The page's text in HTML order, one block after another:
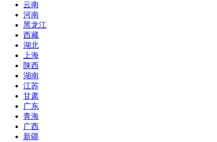
云南
河南
黑龙江
西藏
湖北
上海
陕西
湖南
江苏
甘肃
广东
青海
广西
新疆